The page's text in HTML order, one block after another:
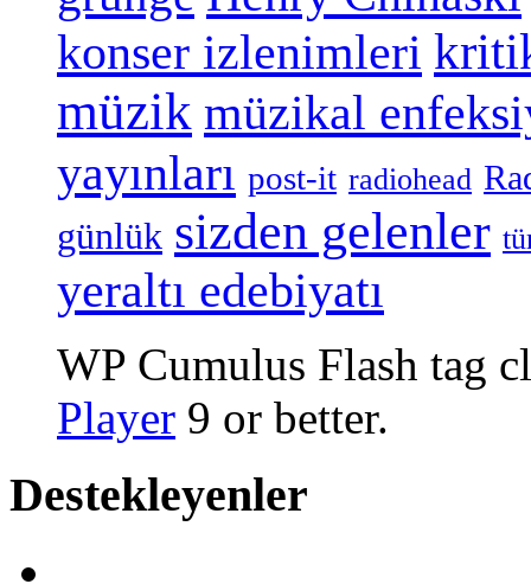
konser izlenimleri
müzik müzikal
yayınları post-it radiohead
günlük sizden gelenler
yeraltı edebiyatı
WP Cumulus Flash tag
Player 9 or better.
Destekleyenler